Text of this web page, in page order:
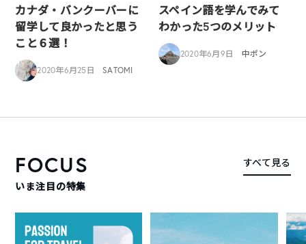
カナダ・バンクーバーに
留学して良かったと思う
こと６選！
2020年6月25日 SATOMI
スペイン語を学んでみて
わかった5つのメリット
2020年6月9日 中ポン
FOCUS
いま注目の特集
すべて見る